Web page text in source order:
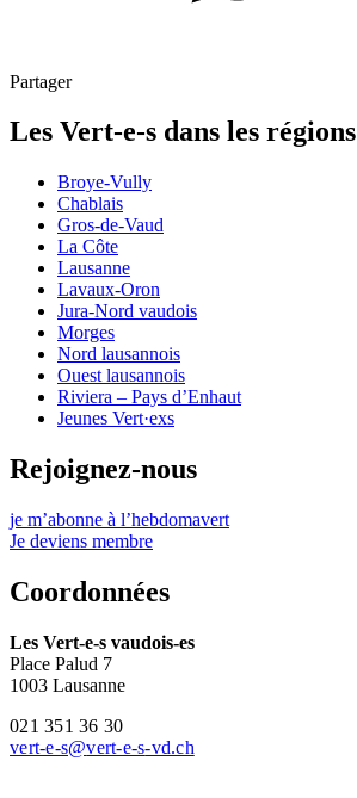
Partager
Les Vert-e-s dans les régions
Broye-Vully
Chablais
Gros-de-Vaud
La Côte
Lausanne
Lavaux-Oron
Jura-Nord vaudois
Morges
Nord lausannois
Ouest lausannois
Riviera – Pays d’Enhaut
Jeunes Vert·exs
Rejoignez-nous
je m’abonne à l’hebdomavert
Je deviens membre
Coordonnées
Les Vert-e-s vaudois-es
Place Palud 7
1003 Lausanne
021 351 36 30
vert-e-s@vert-e-s-vd.ch